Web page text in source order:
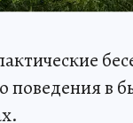
поведения в